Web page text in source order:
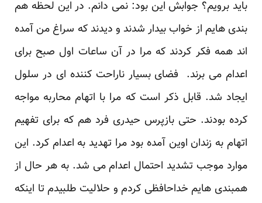
باید برویم؟ جوابش این بود: نمی دانم. در این لحظه هم
بندی هایم از خواب بیدار شدند و دیدند که سراغ من آمده
اند همه فکر کردند که مرا در آن ساعات اول صبح برای
اعدام می برند. فضای بسیار ناراحت کننده ای در سلول
ایجاد شد. قابل ذکر است که مرا با اتهام محاربه مواجه
کرده بودند. حتی بازپرس حیدری فرد هم که برای تفهیم
اتهام به زندان اوین آمده بود مرا تهدید به اعدام کرد. این
موارد موجب تشدید احتمال اعدام می شد. به هر حال از
همبندی هایم خداحافظی کردم و حلالیت طلبیدم تا اینکه